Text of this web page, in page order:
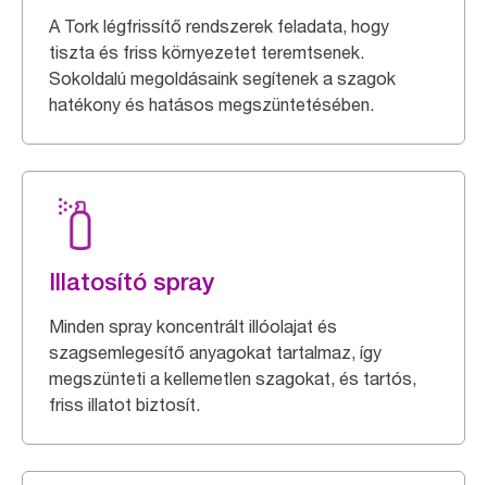
A Tork légfrissítő rendszerek feladata, hogy
tiszta és friss környezetet teremtsenek.
Sokoldalú megoldásaink segítenek a szagok
hatékony és hatásos megszüntetésében.
Illatosító spray
Minden spray koncentrált illóolajat és
szagsemlegesítő anyagokat tartalmaz, így
megszünteti a kellemetlen szagokat, és tartós,
friss illatot biztosít.